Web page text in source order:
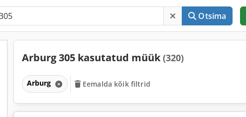
Otsima
Arburg 305 kasutatud müük (320)
Arburg Eemalda kõik filtrid